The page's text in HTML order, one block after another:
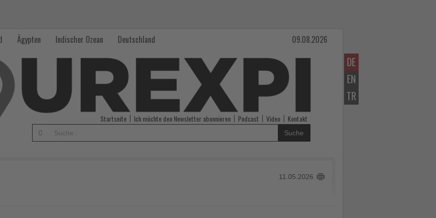
DE
EN
TR
Ägypten Indischer Ozean Deutschland 09.08.2026
Startseite Ich möchte den Newsletter abonnieren Podcast Video Kontakt
Suche
11.05.2026